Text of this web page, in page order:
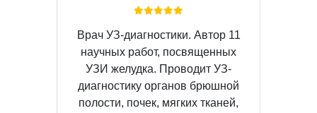
Врач УЗ-диагностики. Автор 11
научных работ, посвященных
УЗИ желудка. Проводит УЗ-
диагностику органов брюшной
полости, почек, мягких тканей,